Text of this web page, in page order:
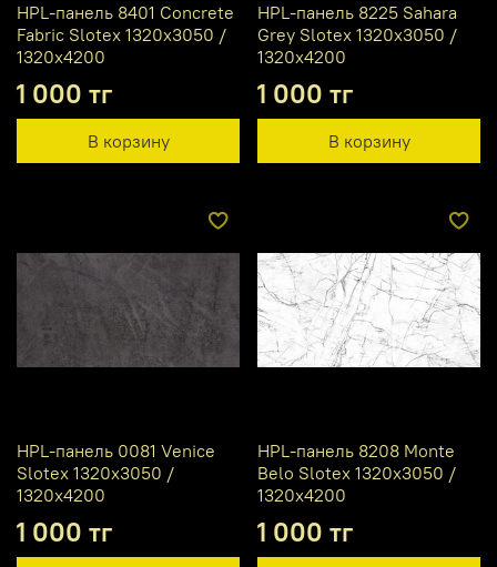
HPL-панель 8401 Concrete
Fabric Slotex 1320х3050 /
1320х4200
1 000 тг
В корзину
HPL-панель 8225 Sahara
Grey Slotex 1320х3050 /
1320х4200
1 000 тг
В корзину
HPL-панель 0081 Venice
Slotex 1320х3050 /
1320х4200
1 000 тг
HPL-панель 8208 Monte
Belo Slotex 1320х3050 /
1320х4200
1 000 тг